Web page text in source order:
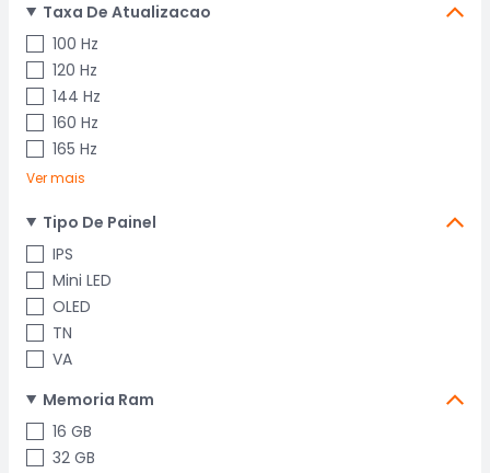
Taxa De Atualizacao
100 Hz
120 Hz
144 Hz
160 Hz
165 Hz
Ver mais
Tipo De Painel
IPS
Mini LED
OLED
TN
VA
Memoria Ram
16 GB
32 GB